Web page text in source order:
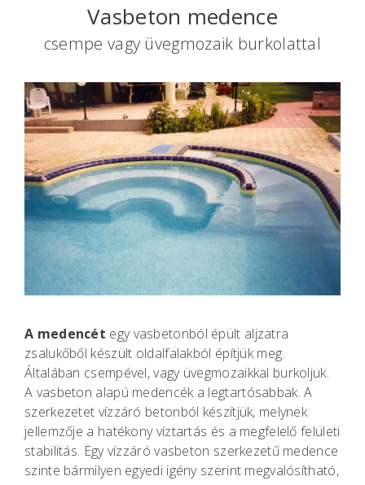
Vasbeton medence
csempe vagy üvegmozaik burkolattal
A medencét egy vasbetonból épült aljzatra
zsalukőből készült oldalfalakból építjük meg.
Általában csempével, vagy üvegmozaikkal burkoljuk.
A vasbeton alapú medencék a legtartósabbak. A
szerkezetet vízzáró betonból készítjük, melynek
jellemzője a hatékony víztartás és a megfelelő felületi
stabilitás. Egy vízzáró vasbeton szerkezetű medence
szinte bármilyen egyedi igény szerint megvalósítható,